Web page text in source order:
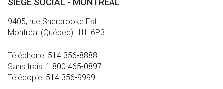
SIÈGE SOCIAL - MONTRÉAL
9405, rue Sherbrooke Est
Montréal (Québec) H1L 6P3
Téléphone: 514 356-8888
Sans frais: 1 800 465-0897
Télécopie: 514 356-9999